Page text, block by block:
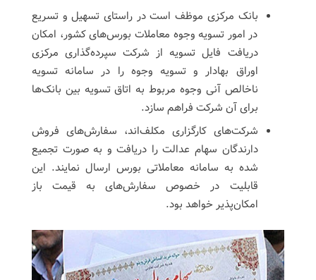
بانک مرکزی موظف است در راستای تسهیل و تسریع
در امور تسویه وجوه معاملات بورس‌های کشور، امکان
دریافت فایل تسویه از شرکت سپرده‌گذاری مرکزی
اوراق بهادار و تسویه وجوه را در سامانه تسویه
ناخالص آنی وجوه مربوط به اتاق تسویه بین بانک‌ها
برای آن شرکت فراهم سازد.
شرکت‌های کارگزاری مکلف‌اند، سفارش‌های فروش
دارندگان سهام عدالت را دریافت و به صورت تجمیع
شده به سامانه معاملاتی بورس ارسال نمایند. این
قابلیت در خصوص سفارش‌های به قیمت باز
امکان‌پذیر خواهد بود.